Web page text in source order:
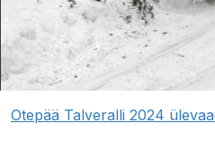
Otepää Talveralli 2024